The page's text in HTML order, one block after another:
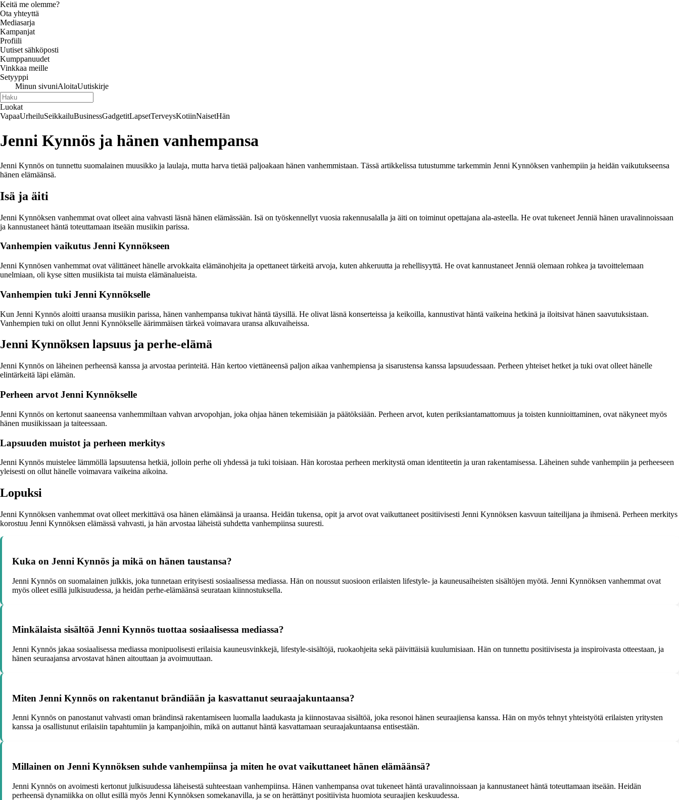
Keitä me olemme?
Ota yhteyttä
Mediasarja
Kampanjat
Profiili
Uutiset sähköposti
Kumppanuudet
Vinkkaa meille
Setyyppi
Minun sivuniAloitaUutiskirje
Luokat
VapaaUrheiluSeikkailuBusinessGadgetitLapsetTerveysKotiinNaisetHän
Jenni Kynnös ja hänen vanhempansa
Jenni Kynnös on tunnettu suomalainen muusikko ja laulaja, mutta harva tietää paljoakaan hänen vanhemmistaan. Tässä artikkelissa tutustumme tarkemmin Jenni Kynnöksen vanhempiin ja heidän vaikutukseensa
hänen elämäänsä.
Isä ja äiti
Jenni Kynnöksen vanhemmat ovat olleet aina vahvasti läsnä hänen elämässään. Isä on työskennellyt vuosia rakennusalalla ja äiti on toiminut opettajana ala-asteella. He ovat tukeneet Jenniä hänen uravalinnoissaan
ja kannustaneet häntä toteuttamaan itseään musiikin parissa.
Vanhempien vaikutus Jenni Kynnökseen
Jenni Kynnösen vanhemmat ovat välittäneet hänelle arvokkaita elämänohjeita ja opettaneet tärkeitä arvoja, kuten ahkeruutta ja rehellisyyttä. He ovat kannustaneet Jenniä olemaan rohkea ja tavoittelemaan
unelmiaan, oli kyse sitten musiikista tai muista elämänalueista.
Vanhempien tuki Jenni Kynnökselle
Kun Jenni Kynnös aloitti uraansa musiikin parissa, hänen vanhempansa tukivat häntä täysillä. He olivat läsnä konserteissa ja keikoilla, kannustivat häntä vaikeina hetkinä ja iloitsivat hänen saavutuksistaan.
Vanhempien tuki on ollut Jenni Kynnökselle äärimmäisen tärkeä voimavara uransa alkuvaiheissa.
Jenni Kynnöksen lapsuus ja perhe-elämä
Jenni Kynnös on läheinen perheensä kanssa ja arvostaa perinteitä. Hän kertoo viettäneensä paljon aikaa vanhempiensa ja sisarustensa kanssa lapsuudessaan. Perheen yhteiset hetket ja tuki ovat olleet hänelle
elintärkeitä läpi elämän.
Perheen arvot Jenni Kynnökselle
Jenni Kynnös on kertonut saaneensa vanhemmiltaan vahvan arvopohjan, joka ohjaa hänen tekemisiään ja päätöksiään. Perheen arvot, kuten periksiantamattomuus ja toisten kunnioittaminen, ovat näkyneet myös
hänen musiikissaan ja taiteessaan.
Lapsuuden muistot ja perheen merkitys
Jenni Kynnös muistelee lämmöllä lapsuutensa hetkiä, jolloin perhe oli yhdessä ja tuki toisiaan. Hän korostaa perheen merkitystä oman identiteetin ja uran rakentamisessa. Läheinen suhde vanhempiin ja perheeseen
yleisesti on ollut hänelle voimavara vaikeina aikoina.
Lopuksi
Jenni Kynnöksen vanhemmat ovat olleet merkittävä osa hänen elämäänsä ja uraansa. Heidän tukensa, opit ja arvot ovat vaikuttaneet positiivisesti Jenni Kynnöksen kasvuun taiteilijana ja ihmisenä. Perheen merkitys
korostuu Jenni Kynnöksen elämässä vahvasti, ja hän arvostaa läheistä suhdetta vanhempiinsa suuresti.
Kuka on Jenni Kynnös ja mikä on hänen taustansa?
Jenni Kynnös on suomalainen julkkis, joka tunnetaan erityisesti sosiaalisessa mediassa. Hän on noussut suosioon erilaisten lifestyle- ja kauneusaiheisten sisältöjen myötä. Jenni Kynnöksen vanhemmat ovat
myös olleet esillä julkisuudessa, ja heidän perhe-elämäänsä seurataan kiinnostuksella.
Minkälaista sisältöä Jenni Kynnös tuottaa sosiaalisessa mediassa?
Jenni Kynnös jakaa sosiaalisessa mediassa monipuolisesti erilaisia kauneusvinkkejä, lifestyle-sisältöjä, ruokaohjeita sekä päivittäisiä kuulumisiaan. Hän on tunnettu positiivisesta ja inspiroivasta otteestaan, ja
hänen seuraajansa arvostavat hänen aitouttaan ja avoimuuttaan.
Miten Jenni Kynnös on rakentanut brändiään ja kasvattanut seuraajakuntaansa?
Jenni Kynnös on panostanut vahvasti oman brändinsä rakentamiseen luomalla laadukasta ja kiinnostavaa sisältöä, joka resonoi hänen seuraajiensa kanssa. Hän on myös tehnyt yhteistyötä erilaisten yritysten
kanssa ja osallistunut erilaisiin tapahtumiin ja kampanjoihin, mikä on auttanut häntä kasvattamaan seuraajakuntaansa entisestään.
Millainen on Jenni Kynnöksen suhde vanhempiinsa ja miten he ovat vaikuttaneet hänen elämäänsä?
Jenni Kynnös on avoimesti kertonut julkisuudessa läheisestä suhteestaan vanhempiinsa. Hänen vanhempansa ovat tukeneet häntä uravalinnoissaan ja kannustaneet häntä toteuttamaan itseään. Heidän
perheensä dynamiikka on ollut esillä myös Jenni Kynnöksen somekanavilla, ja se on herättänyt positiivista huomiota seuraajien keskuudessa.